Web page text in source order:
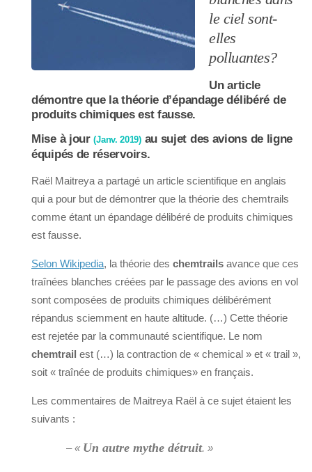
le ciel sont-
elles
polluantes?
Un article
démontre que la théorie d’épandage délibéré de
produits chimiques est fausse.
Mise à jour(Janv. 2019)au sujet des avions de ligne
équipés de réservoirs.
Raël Maitreya a partagé un article scientifique en anglais
qui a pour but de démontrer que la théorie des chemtrails
comme étant un épandage délibéré de produits chimiques
est fausse.
Selon Wikipedia, la théorie des chemtrails avance que ces
traînées blanches créées par le passage des avions en vol
sont composées de produits chimiques délibérément
répandus sciemment en haute altitude. (…) Cette théorie
est rejetée par la communauté scientifique. Le nom
chemtrail est (…) la contraction de « chemical » et « trail »,
soit « traînée de produits chimiques» en français.
Les commentaires de Maitreya Raël à ce sujet étaient les
suivants :
– « Un autre mythe détruit. »